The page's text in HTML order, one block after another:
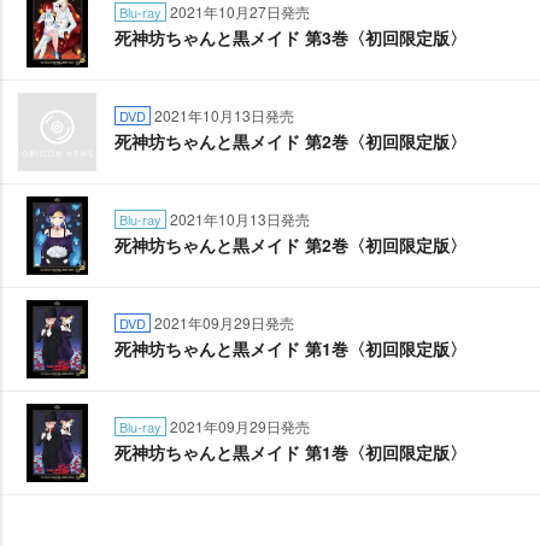
Blu-ray 2021年10月27日発売
死神坊ちゃんと黒メイド 第3巻〈初回限定版〉
DVD 2021年10月13日発売
死神坊ちゃんと黒メイド 第2巻〈初回限定版〉
Blu-ray 2021年10月13日発売
死神坊ちゃんと黒メイド 第2巻〈初回限定版〉
DVD 2021年09月29日発売
死神坊ちゃんと黒メイド 第1巻〈初回限定版〉
Blu-ray 2021年09月29日発売
死神坊ちゃんと黒メイド 第1巻〈初回限定版〉